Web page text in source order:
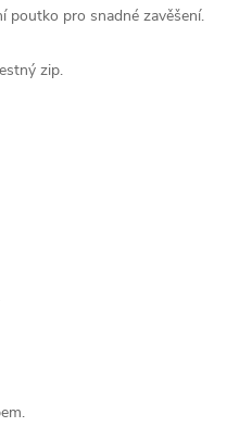
poutko pro snadné zavěšení.
zip.